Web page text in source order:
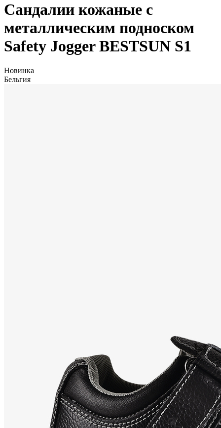
Сандалии кожаные с
металлическим подноском
Safety Jogger BESTSUN S1
Новинка
Бельгия